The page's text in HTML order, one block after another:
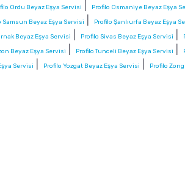
Ordu Beyaz Eşya Servisi Profilo Osmaniye Beyaz Eşya
Samsun Beyaz Eşya Servisi Profilo Şanlıurfa Beyaz Eşya
Beyaz Eşya Servisi Profilo Sivas Beyaz Eşya Servisi
Beyaz Eşya Servisi Profilo Tunceli Beyaz Eşya Servisi
Servisi Profilo Yozgat Beyaz Eşya Servisi
Profilo